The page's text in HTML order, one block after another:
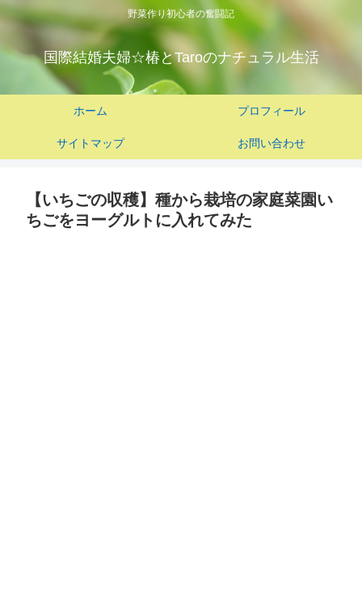
野菜作り初心者の奮闘記
国際結婚夫婦☆椿とTaroのナチュラル生活
ホーム プロフィール
サイトマップ お問い合わせ
【いちごの収穫】種から栽培の家庭菜園い
ちごをヨーグルトに入れてみた